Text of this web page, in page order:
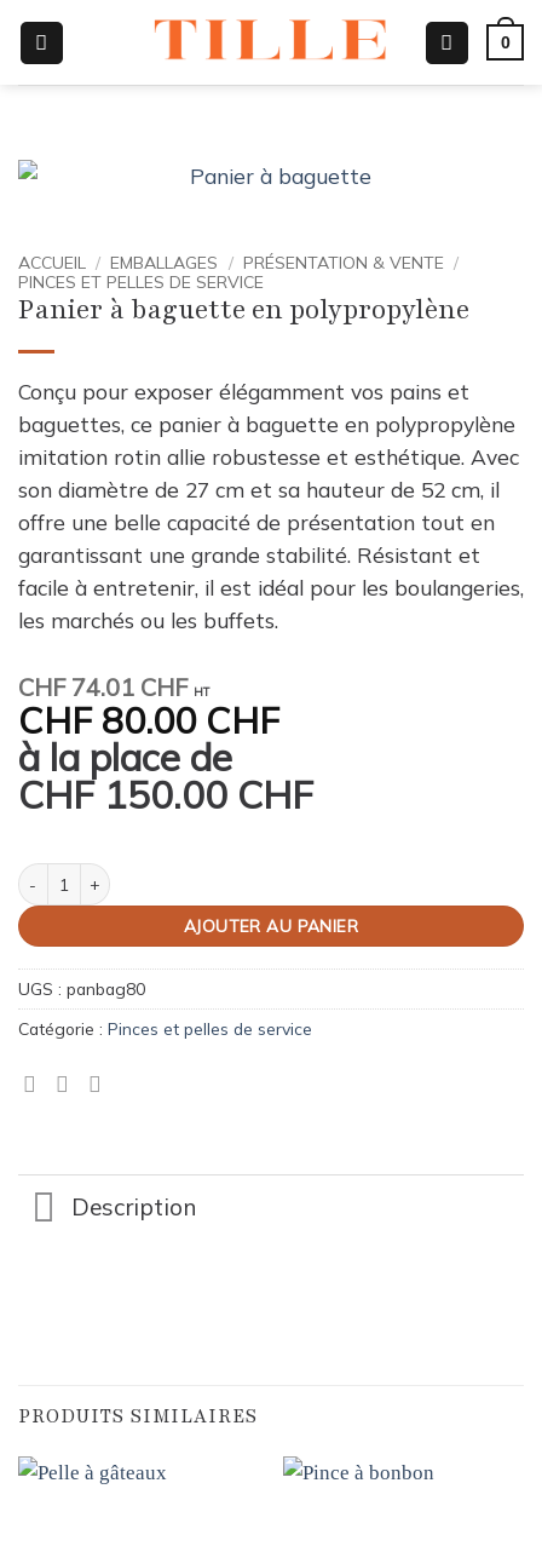
contenu
0
ACCUEIL / EMBALLAGES / PRÉSENTATION & VENTE /
PINCES ET PELLES DE SERVICE
Panier à baguette en polypropylène
Conçu pour exposer élégamment vos pains et
baguettes, ce panier à baguette en polypropylène
imitation rotin allie robustesse et esthétique. Avec
son diamètre de 27 cm et sa hauteur de 52 cm, il
offre une belle capacité de présentation tout en
garantissant une grande stabilité. Résistant et
facile à entretenir, il est idéal pour les boulangeries,
les marchés ou les buffets.
CHF74.01 CHF HT
CHF80.00 CHF
à la place de
CHF150.00 CHF
quantité de Panier à baguette en polypropylène
AJOUTER AU PANIER
UGS : panbag80
Catégorie : Pinces et pelles de service
Description
PRODUITS SIMILAIRES